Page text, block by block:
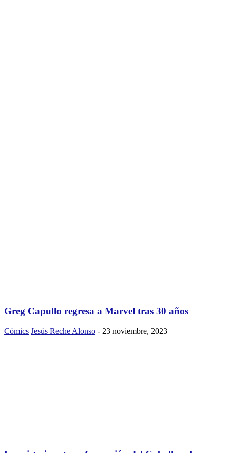
Greg Capullo regresa a Marvel tras 30 años
Cómics Jesús Reche Alonso - 23 noviembre, 2023